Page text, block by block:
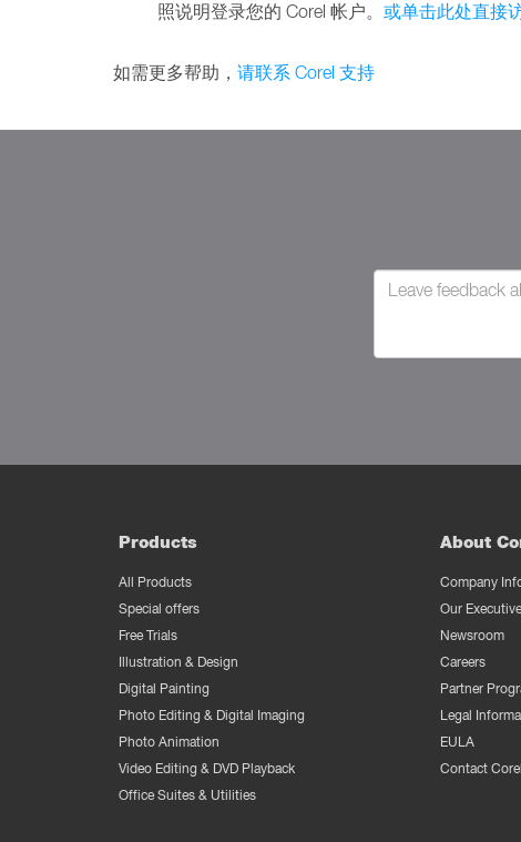
照说明登录您的 Corel 帐户。 或单击此处直接
如需更多帮助， 请联系 Corel 支持
Products
All Products
Special offers
Free Trials
Illustration & Design
Digital Painting
Photo Editing & Digital Imaging
Photo Animation
Video Editing & DVD Playback
Office Suites & Utilities
About
Company
Our
Newsroom
Careers
Partner
Legal
EULA
Contact Corel